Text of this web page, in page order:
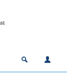
Open